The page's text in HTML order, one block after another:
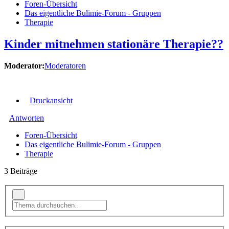
Foren-Übersicht
Das eigentliche Bulimie-Forum - Gruppen
Therapie
Kinder mitnehmen stationäre Therapie??
Moderator:Moderatoren
Druckansicht
Antworten
Foren-Übersicht
Das eigentliche Bulimie-Forum - Gruppen
Therapie
3 Beiträge